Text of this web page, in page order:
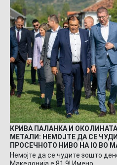
КРИВА ПАЛАНКА И
МЕТАЛИ: НЕМОЈТЕ ДА СЕ
ПРОСЕЧНОТО НИВО НА IQ ВО
Немојте да се чудите зошто